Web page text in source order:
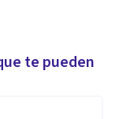
te pueden